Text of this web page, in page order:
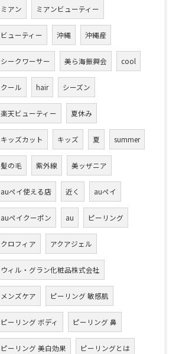
ミアン ミアンビューティー
ビューティー 沖縄 沖縄産
シークワーサー 美ら海振興会 cool
クール hair シーズン
楽天ビューティー 夏休み
キッズカット キッズ 夏 summer
髪の毛 紫外線 美ッザニア
auペイ使える店 近く auペイ
auペイクーポン au ピーリング
クロフィア アクアジェル
ウィル・グラン化粧品株式会社
メンズケア ピーリング 敏感肌
ピーリング ボディ ピーリング 鼻
ピーリング 美白効果 ピーリングとは